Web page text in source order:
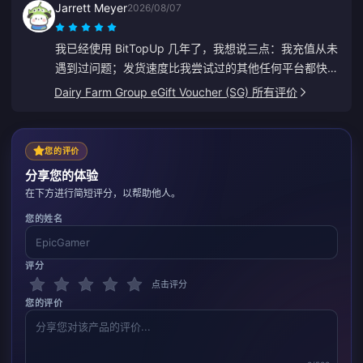
Jarrett Meyer2026/08/07
我已经使用 BitTopUp 几年了，我想说三点：我充值从未
遇到过问题；发货速度比我尝试过的其他任何平台都快；
而且操作极其简单，点几下就搞定了。它让生活变得更轻
Dairy Farm Group eGift Voucher (SG) 所有评价
您的评价
分享您的体验
在下方进行简短评分，以帮助他人。
您的姓名
评分
点击评分
您的评价